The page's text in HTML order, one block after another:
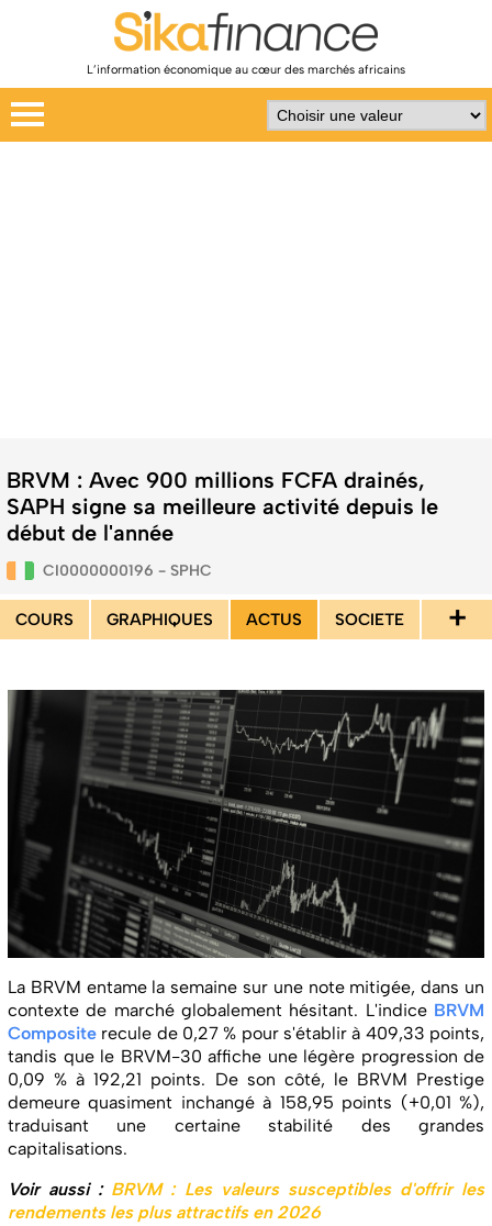
L’information économique au cœur des marchés africains
BRVM : Avec 900 millions FCFA drainés,
SAPH signe sa meilleure activité depuis le
début de l'année
CI0000000196 - SPHC
COURS GRAPHIQUES ACTUS SOCIETE +
La BRVM entame la semaine sur une note mitigée, dans un
contexte de marché globalement hésitant. L'indice BRVM
Composite recule de 0,27 % pour s'établir à 409,33 points,
tandis que le BRVM-30 affiche une légère progression de
0,09 % à 192,21 points. De son côté, le BRVM Prestige
demeure quasiment inchangé à 158,95 points (+0,01 %),
traduisant une certaine stabilité des grandes
capitalisations.
Voir aussi :BRVM : Les valeurs susceptibles d'offrir les
rendements les plus attractifs en 2026